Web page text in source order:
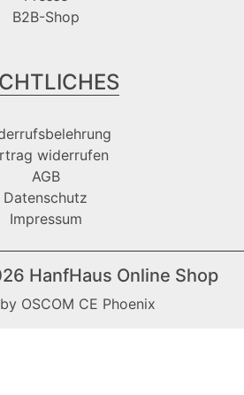
B2B-Shop
widerrufen
AGB
Datenschutz
Impressum
HanfHaus Online Shop
OSCOM CE Phoenix